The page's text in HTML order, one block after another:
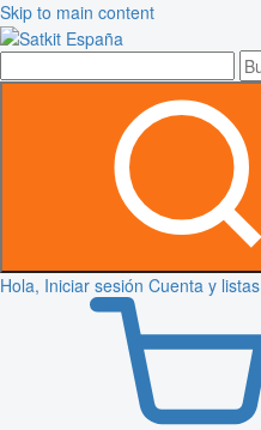
Skip to main content
Hola, Iniciar sesión Cuenta y listas